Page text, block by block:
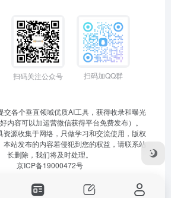
扫码关注公众号 扫码加QQ群
交各个垂直领域优质AI工具，获得收录和曝光
内容可以加运营微信获得平台免费发布）。
资源收集于网络，只做学习和交流使用，版权
本站发布的内容若侵犯到您的权益，请联系站
长删除，我们将及时处理。
京ICP备19000472号